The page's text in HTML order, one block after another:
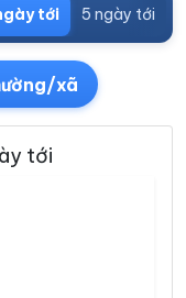
tới 5 ngày tới
xã
tới